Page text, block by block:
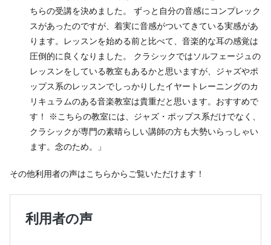
ちらの受講を決めました。 ずっと自分の音感にコンプレック
スがあったのですが、着実に音感がついてきている実感があ
ります。レッスンを始める前と比べて、音楽的な耳の感覚は
圧倒的に良くなりました。 クラシックではソルフェージュの
レッスンをしている教室もあるかと思いますが、ジャズやポ
ップス系のレッスンでしっかりしたイヤートレーニングのカ
リキュラムのある音楽教室は貴重だと思います。おすすめで
す！ ※こちらの教室には、ジャズ・ポップス系だけでなく、
クラシックが専門の素晴らしい講師の方も大勢いらっしゃい
ます。念のため。」
その他利用者の声はこちらからご覧いただけます！